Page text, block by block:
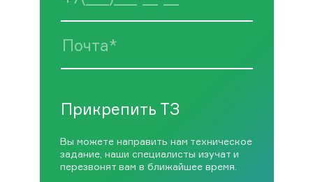
Прикрепить ТЗ
Вы можете направить нам техническое
задание, наши специалисты изучат и
перезвонят вам в ближайшее время.